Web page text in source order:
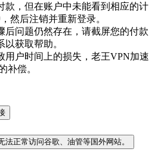
款，但在账户中未能看到相应的计
然后注销并重新登录。
后问题仍然存在，请截屏您的付款
获取帮助。
用户时间上的损失，老王VPN加速
补偿。
正常访问谷歌、油管等国外网站。